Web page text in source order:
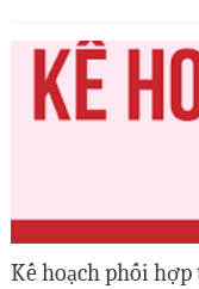
Kế hoạch phối